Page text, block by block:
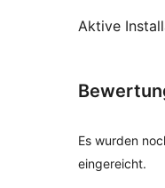
Aktive
Es wurden
eingereicht.